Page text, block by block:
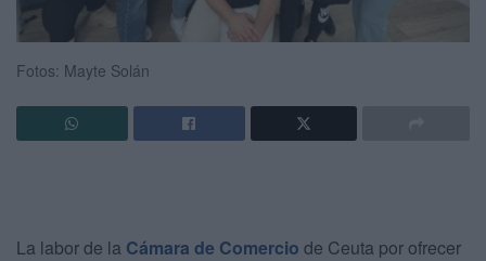
Fotos: Mayte Solán
La labor de la Cámara de Comercio de Ceuta por ofrecer